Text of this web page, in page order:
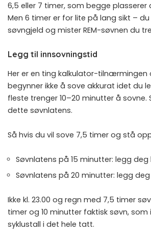
6,5 eller 7 timer, som begge plasserer
Men 6 timer er for lite på lang sikt –
søvngjeld og mister REM-søvnen du
Legg til innsovningstid
Her er en ting kalkulator-tilnærmingen
begynner ikke å sove akkurat idet du
fleste trenger 10–20 minutter å sovne.
dette søvnlatens.
Så hvis du vil sove 7,5 timer og stå opp
Søvnlatens på 15 minutter: legg deg
Søvnlatens på 20 minutter: legg deg
Ikke kl. 23.00 og regn med 7,5 timer
timer og 10 minutter faktisk søvn, som
syklustall i det hele tatt.